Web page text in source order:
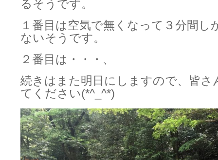
るそうです。
１番目は空気で無くなって３分間し
ないそうです。
２番目は・・・、
続きはまた明日にしますので、皆さ
てください(*^_^*)